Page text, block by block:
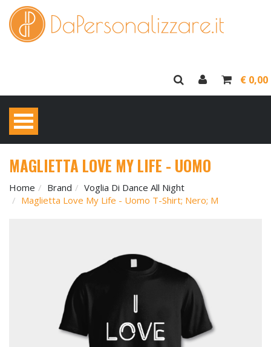
€ 0,00
MAGLIETTA LOVE MY LIFE - UOMO
Home Brand
Voglia Di Dance All Night
Maglietta Love My Life - Uomo T-Shirt; Nero; M